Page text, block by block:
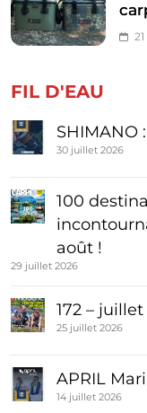
FIL D'EAU
SHIMANO
30 juillet 2026
100
août !
29 juillet 2026
172 –
25 juillet 2026
APRIL
14 juillet 2026